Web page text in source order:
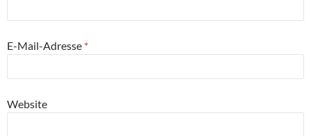
E-Mail-Adresse *
Website